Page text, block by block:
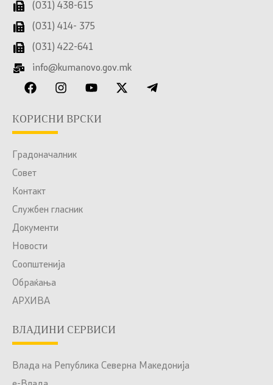
(031) 438-615
(031) 414- 375
(031) 422-641
info@kumanovo.gov.mk
КОРИСНИ ВРСКИ
Градоначалник
Совет
Контакт
Службен гласник
Документи
Новости
Соопштенија
Обраќања
АРХИВА
ВЛАДИНИ СЕРВИСИ
Влада на Република Северна Македонија